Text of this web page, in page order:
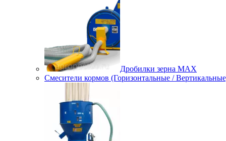
Дробилки зерна МАХ
Смесители кормов (Горизонтальные /